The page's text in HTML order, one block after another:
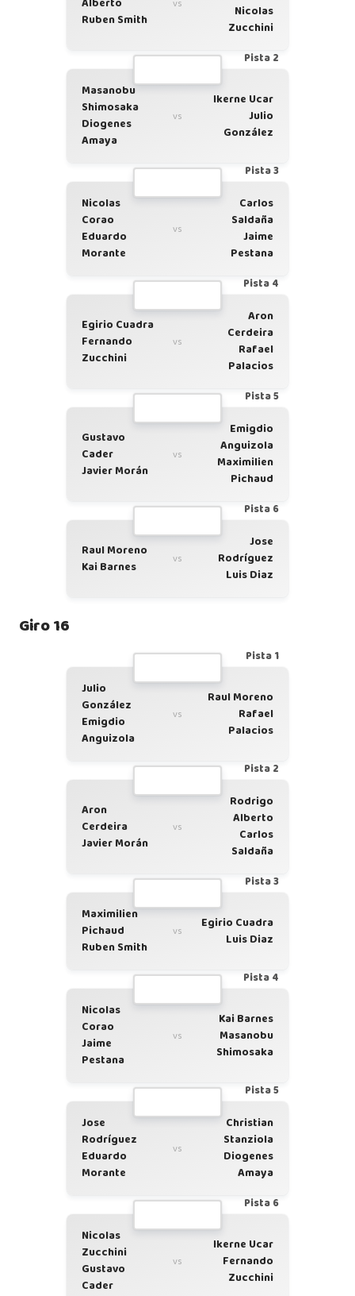
Ruben Smith
vs
Nicolas
Zucchini
Pista 2
Masanobu
Shimosaka
Diogenes
Amaya
vs
Ikerne Ucar
Julio
González
Pista 3
Nicolas
Corao
Eduardo
Morante
vs
Carlos
Saldaña
Jaime
Pestana
Pista 4
Egirio Cuadra
Fernando
Zucchini
vs
Aron
Cerdeira
Rafael
Palacios
Pista 5
Gustavo
Cader
Javier Morán
vs
Emigdio
Anguizola
Maximilien
Pichaud
Pista 6
Raul Moreno
Kai Barnes
vs
Jose
Rodríguez
Luis Diaz
Giro 16
Pista 1
Julio
González
Emigdio
Anguizola
vs
Raul Moreno
Rafael
Palacios
Pista 2
Aron
Cerdeira
Javier Morán
vs
Rodrigo
Alberto
Carlos
Saldaña
Pista 3
Maximilien
Pichaud
Ruben Smith
vs
Egirio Cuadra
Luis Diaz
Pista 4
Nicolas
Corao
Jaime
Pestana
vs
Kai Barnes
Masanobu
Shimosaka
Pista 5
Jose
Rodríguez
Eduardo
Morante
vs
Christian
Stanziola
Diogenes
Amaya
Pista 6
Nicolas
Zucchini
Gustavo
Cader
vs
Ikerne Ucar
Fernando
Zucchini